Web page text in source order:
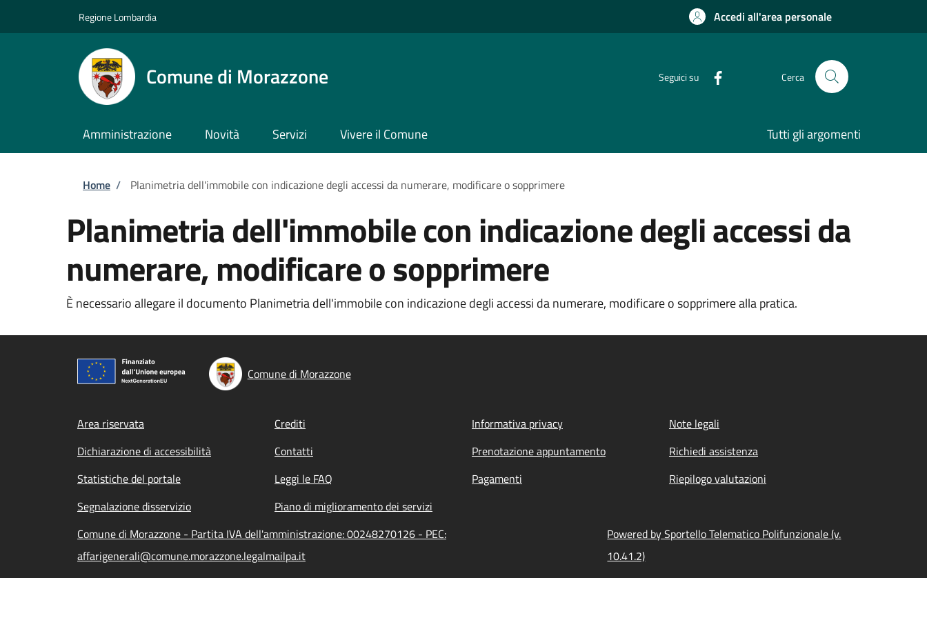
Regione Lombardia Accedi all'area personale
Comune di Morazzone Seguici su Cerca
Amministrazione Novità Servizi Vivere il Comune Tutti gli argomenti
Briciole di pane
Home / Planimetria dell'immobile con indicazione degli accessi da numerare, modificare o sopprimere
Planimetria dell'immobile con indicazione degli accessi da
numerare, modificare o sopprimere
È necessario allegare il documento Planimetria dell'immobile con indicazione degli accessi da numerare, modificare o sopprimere alla pratica.
Comune di Morazzone
Footer menu
Area riservata Crediti Informativa privacy
Note legali
Dichiarazione di accessibilità
Contatti Prenotazione appuntamento
Richiedi assistenza
Statistiche del portale
Leggi le FAQ Pagamenti
Riepilogo valutazioni
Segnalazione disservizio
Piano di miglioramento dei servizi
Comune di Morazzone - Partita IVA dell'amministrazione: 00248270126 - PEC:
affarigenerali@comune.morazzone.legalmailpa.it
Powered by Sportello Telematico Polifunzionale (v.
10.41.2)